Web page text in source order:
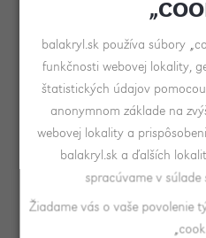
ale
odmastiť,
umyť a
balakryl.sk používa súbory
funkčnosti webovej lokality,
štatistických údajov
anonymnom základe na
webovej lokality a
balakryl.sk a ďalších
spracúvame v súlade
Žiadame vás o vaše povolenie